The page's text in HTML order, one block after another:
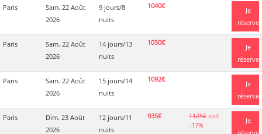
Paris
Sam. 22 Août
2026
9 jours/8
nuits
1040€
Je
réserve
Paris
Sam. 22 Août
2026
14 jours/13
nuits
1050€
Je
réserve
Paris
Sam. 22 Août
2026
15 jours/14
nuits
1092€
Je
réserve
Paris
Dim. 23 Août
2026
12 jours/11
nuits
935€ 1125€ soit
-17%
Je